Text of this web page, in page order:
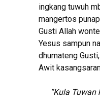
ingkang tuwuh
mangertos
Gusti Allah
Yesus sampun
dhumateng
Awit
“Kula